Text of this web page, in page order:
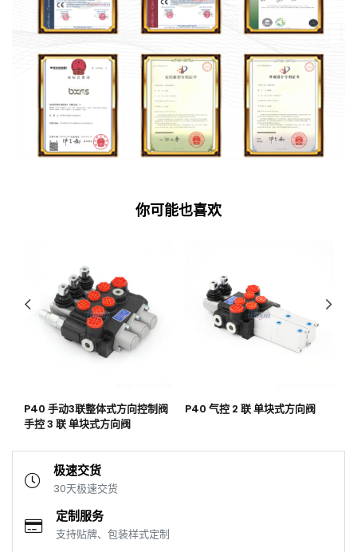
你可能也喜欢
P40 手动3联整体式方向控制阀
手控 3 联 单块式方向阀
P40 气控 2 联 单块式方向阀
极速交货
30天极速交货
定制服务
支持贴牌、包装样式定制